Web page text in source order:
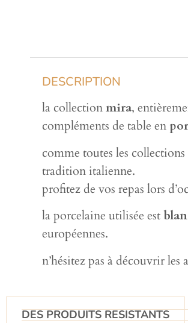
DESCRIPTION
la collectionmira,
compléments de table en
comme toutes les collections
tradition italienne.
profitez de vos repas lors
la porcelaine utilisée est
européennes.
n’hésitez pas à découvrir
DES PRODUITS RESISTANTS